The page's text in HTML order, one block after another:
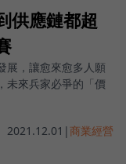
供應鏈都超
展，讓愈來愈多人願
未來兵家必爭的「價
2021.12.01 |商業經營